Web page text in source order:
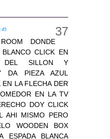
DONDE
CLICK EN
DEL SILLON Y
DA PIEZA AZUL
EN LA FLECHA DER
EN LA TV
DOY CLICK
AHI MISMO PERO
WOODEN BOX
ESPADA BLANCA